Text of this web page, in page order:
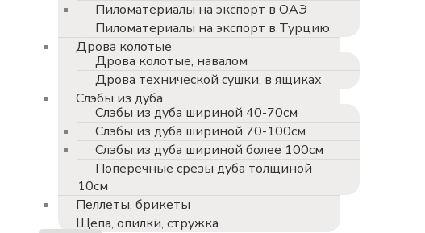
Пиломатериалы на экспорт в ОАЭ
Пиломатериалы на экспорт в Турцию
Дрова колотые
Дрова колотые, навалом
Дрова технической сушки, в ящиках
Слэбы из дуба
Слэбы из дуба шириной 40-70см
Слэбы из дуба шириной 70-100см
Слэбы из дуба шириной более 100см
Поперечные срезы дуба толщиной
10см
Пеллеты, брикеты
Щепа, опилки, стружка